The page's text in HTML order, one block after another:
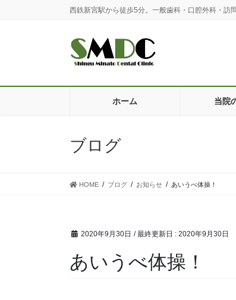
移
ン
西鉄新宮駅から徒歩5分。一般歯科・口腔外科・訪
ホーム 当院
ブログ
HOME ブログ お知らせ あいうべ体操！
2020年9月30日 / 最終更新日 : 2020年9月30日
あいうべ体操！